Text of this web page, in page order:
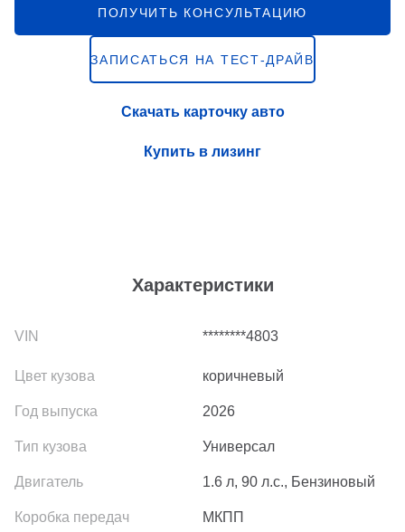
Характеристики
********4803
коричневый
2026
Универсал
1.6 л, 90 л.с., Бензиновый
МКПП
ПОЛУЧИТЬ КОНСУЛЬТАЦИЮ
ЗАПИСАТЬСЯ НА ТЕСТ-ДРАЙВ
Скачать карточку авто
Купить в лизинг